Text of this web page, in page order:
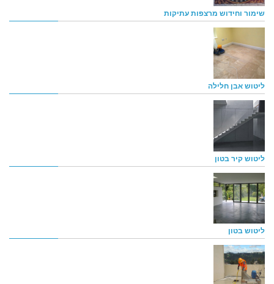
שימור וחידוש מרצפות עתיקות
ליטוש אבן חלילה
ליטוש קיר בטון
ליטוש בטון